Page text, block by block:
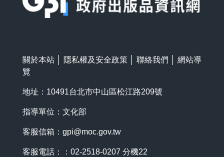
關於本站 隱私權及安全政策 聯絡我們
網站導
覽
地址：10491台北市中山區松江路209號
指導單位：文化部
客服信箱： gpi@moc.gov.tw
客服電話：：02-2518-0207 分機22